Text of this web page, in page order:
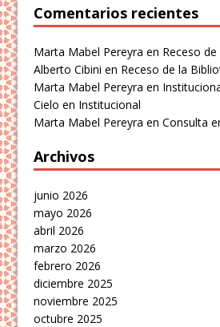
Comentarios recientes
Marta Mabel Pereyra en Receso
Alberto Cibini en Receso de la
Marta Mabel Pereyra en
Cielo en Institucional
Marta Mabel Pereyra enConsulta
Archivos
junio 2026
mayo 2026
abril 2026
marzo 2026
febrero 2026
diciembre 2025
noviembre 2025
octubre 2025